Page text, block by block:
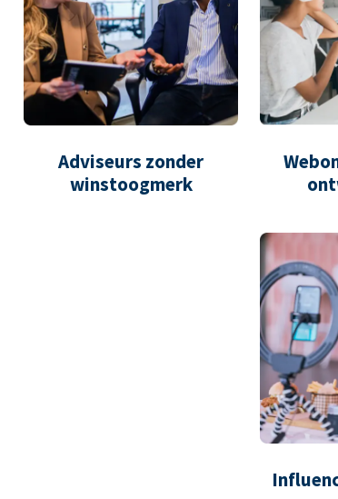
Adviseurs zonder
winstoogmerk